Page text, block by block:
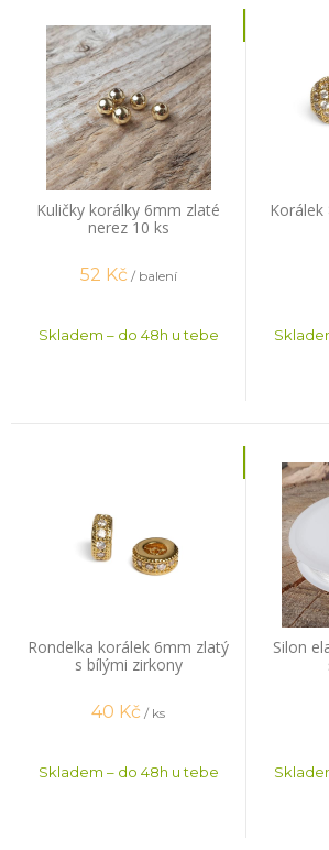
Kuličky korálky 6mm zlaté
nerez 10 ks
52 Kč / balení
Skladem – do 48h u tebe
Rondelka korálek 6mm zlatý
s bílými zirkony
40 Kč / ks
Skladem – do 48h u tebe
Silon